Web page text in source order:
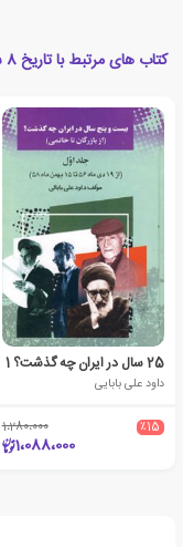
کتاب های مرتبط با تاریخ 8 ساله ریاست جمهوری محمود احمدی نژاد 4
25 سال در ایران چه گذشت؟ 1
داود علی بابایی
٪15 1،280،000
1،088،000